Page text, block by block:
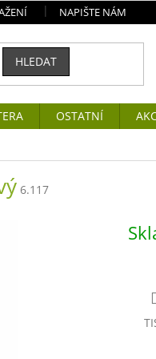
NAPIŠTE NÁM
HLEDAT
OSTATNÍ
6.117